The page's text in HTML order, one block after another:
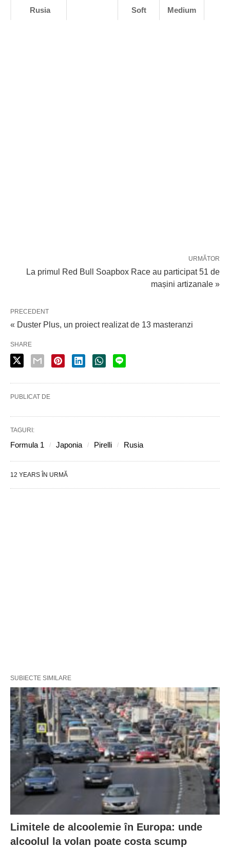
Rusia Soft Medium
URMĂTOR
La primul Red Bull Soapbox Race au participat 51 de
mașini artizanale »
PRECEDENT
« Duster Plus, un proiect realizat de 13 masteranzi
SHARE
PUBLICAT DE
TAGURI:
Formula 1 Japonia Pirelli Rusia
12 YEARS ÎN URMĂ
SUBIECTE SIMILARE
Limitele de alcoolemie în Europa: unde
alcoolul la volan poate costa scump